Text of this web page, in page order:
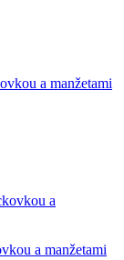
a manžetami
a manžetami